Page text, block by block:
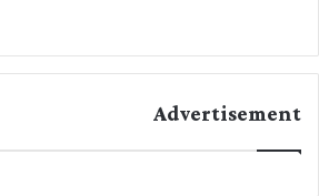
Advertisement